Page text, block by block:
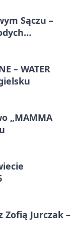
Sączu –
– WATER
„MAMMA
Jurczak –